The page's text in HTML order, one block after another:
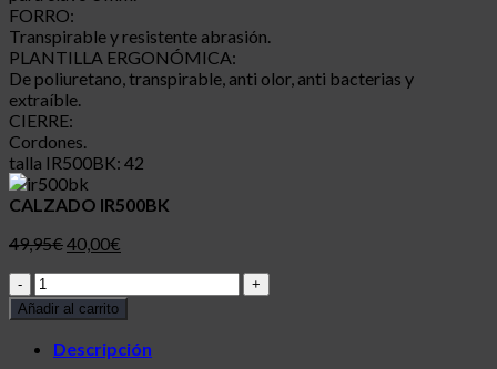
FORRO:
Transpirable y resistente abrasión.
PLANTILLA ERGONÓMICA:
De poliuretano, transpirable, anti olor, anti bacterias y
extraíble.
CIERRE:
Cordones.
talla IR500BK: 42
CALZADO IR500BK
49,95€40,00€
CALZADO
IR500BK
cantidad
Añadir al carrito
Descripción